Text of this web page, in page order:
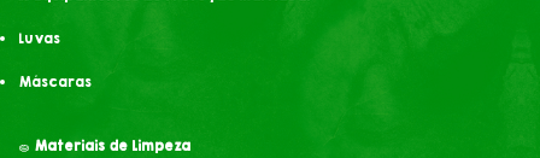
Luvas
Máscaras
🧽 Materiais de Limpeza